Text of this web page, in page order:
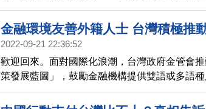
1400萬元。
金融環境友善外籍人士 台灣積極推
2022-09-21 22:36:52
歡迎回來。面對國際化浪潮，台灣政府金管會
策發展藍圖」，鼓勵金融機構提供雙語或多語
主委黃天牧和國發會主委龔明鑫，前往遠東國
行的分行視察成果。在遠銀分行的外牆，看到提